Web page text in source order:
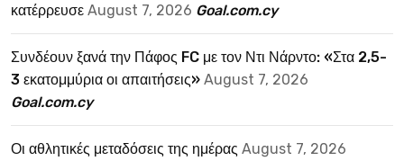
κατέρρευσε August 7, 2026 Goal.com.cy
Συνδέουν ξανά την Πάφος FC με τον Ντι Νάρντο: «Στα 2,5-
3 εκατομμύρια οι απαιτήσεις» August 7, 2026
Goal.com.cy
Οι αθλητικές μεταδόσεις της ημέρας August 7, 2026